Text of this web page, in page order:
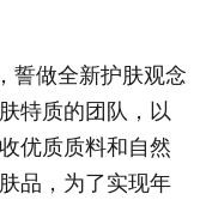
誓做全新护肤观念
特质的团队，以
优质质料和自然
品，为了实现年